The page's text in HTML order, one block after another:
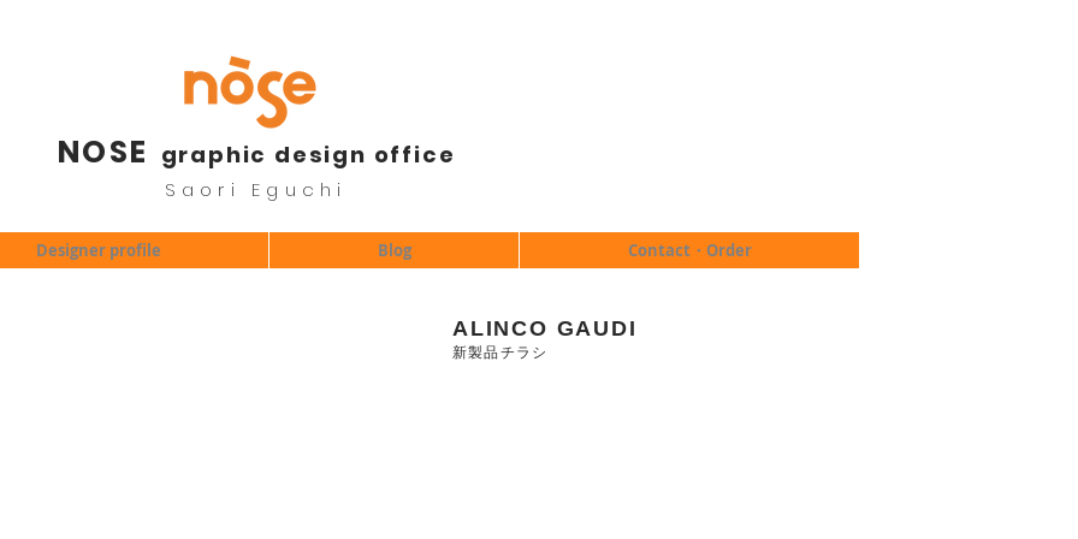
NOSE graphic design office
Saori Eguchi
Designer profile Blog Contact・Order
ALINCO GAUDI
新製品チラシ